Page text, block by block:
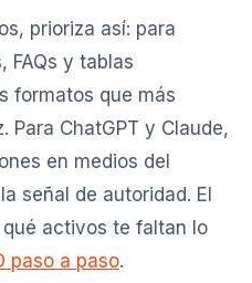
prioriza así: para
FAQs y tablas
formatos que más
Para ChatGPT y Claude,
en medios del
señal de autoridad. El
activos te faltan lo
paso a paso.